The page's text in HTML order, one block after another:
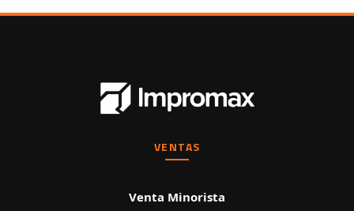
VENTAS
Venta Minorista